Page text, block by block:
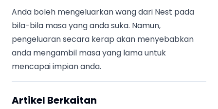
Anda boleh mengeluarkan wang dari Nest pada
bila-bila masa yang anda suka. Namun,
pengeluaran secara kerap akan menyebabkan
anda mengambil masa yang lama untuk
mencapai impian anda.
Artikel Berkaitan